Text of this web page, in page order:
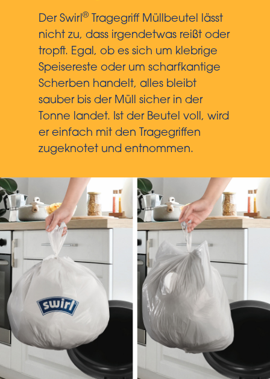
Der Swirl® Tragegriff Müllbeutel lässt
nicht zu, dass irgendetwas reißt oder
tropft. Egal, ob es sich um klebrige
Speisereste oder um scharfkantige
Scherben handelt, alles bleibt
sauber bis der Müll sicher in der
Tonne landet. Ist der Beutel voll, wird
er einfach mit den Tragegriffen
zugeknotet und entnommen.